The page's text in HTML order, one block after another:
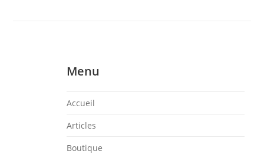
Menu
Accueil
Articles
Boutique